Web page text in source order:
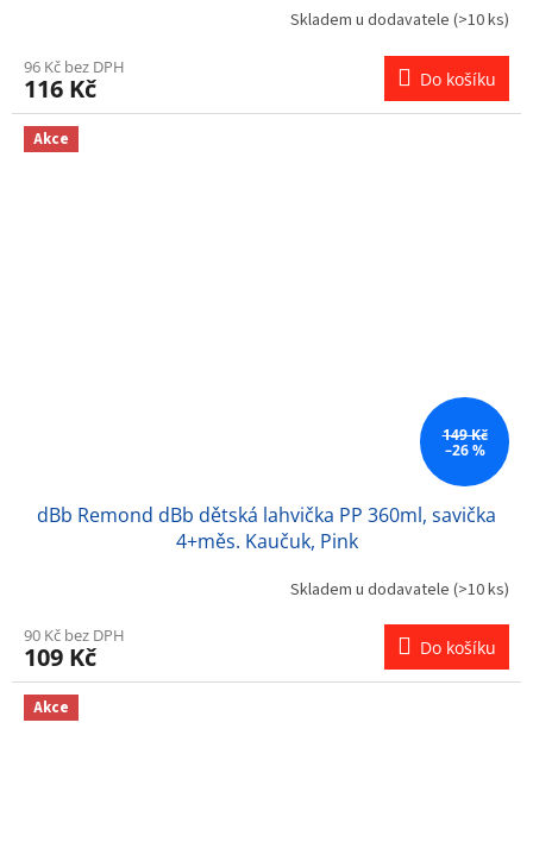
Skladem u dodavatele (>10 ks)
96 Kč bez DPH
116 Kč Do košíku
Akce
149 Kč
–26 %
dBb Remond dBb dětská lahvička PP 360ml, savička
4+měs. Kaučuk, Pink
Skladem u dodavatele (>10 ks)
90 Kč bez DPH
109 Kč Do košíku
Akce